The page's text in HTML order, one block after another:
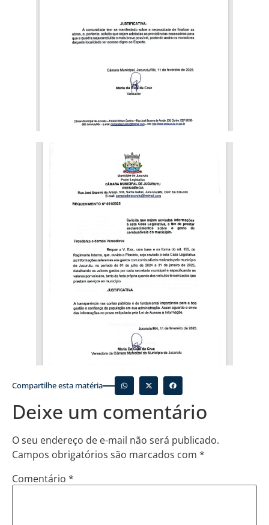
Compartilhe esta matéria
Deixe um comentário
O seu endereço de e-mail não será publicado.
Campos obrigatórios são marcados com *
Comentário *